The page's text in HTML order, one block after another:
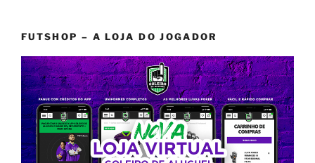
FUTSHOP – A LOJA DO JOGADOR